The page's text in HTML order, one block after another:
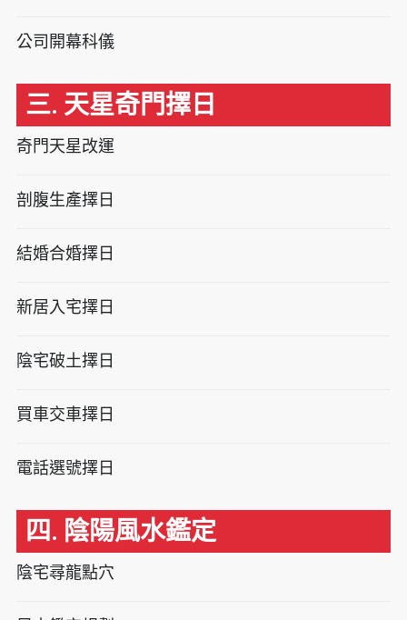
公司開幕科儀
三. 天星奇門擇日
奇門天星改運
剖腹生產擇日
結婚合婚擇日
新居入宅擇日
陰宅破土擇日
買車交車擇日
電話選號擇日
四. 陰陽風水鑑定
陰宅尋龍點穴